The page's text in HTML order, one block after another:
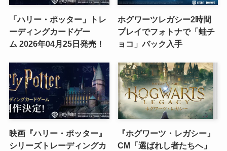
「ハリー・ポッター」トレ
ーディングカードゲー
ム 2026年04月25日発売！
ホグワーツレガシー2時間
プレイでフォトナで「蛙チ
ョコ」バック入手
映画『ハリー・ポッター』
シリーズトレーディングカ
『ホグワーツ・レガシー』
CM「選ばれし者たちへ」